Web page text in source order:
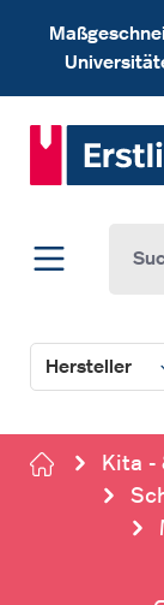
Zum Hauptinhalt
Hersteller
Kita -